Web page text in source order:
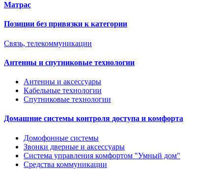
Матрас
Позиции без привязки к категории
Связь, телекоммуникации
Антенны и спутниковые технологии
Антенны и аксессуары
Кабельные технологии
Спутниковые технологии
Домашние системы контроля доступа и комфорта
Домофонные системы
Звонки дверные и аксессуары
Система управления комфортом "Умный дом"
Средства коммуникации